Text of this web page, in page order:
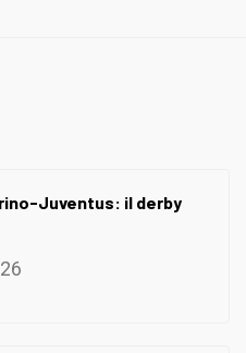
Juventus: il derby